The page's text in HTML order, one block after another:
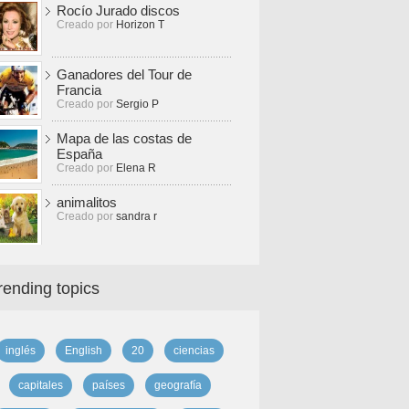
Rocío Jurado discos
Creado por Horizon T
Ganadores del Tour de
Francia
Creado por Sergio P
Mapa de las costas de
España
Creado por Elena R
animalitos
Creado por sandra r
topics
inglés English 20 ciencias
capitales países geografía